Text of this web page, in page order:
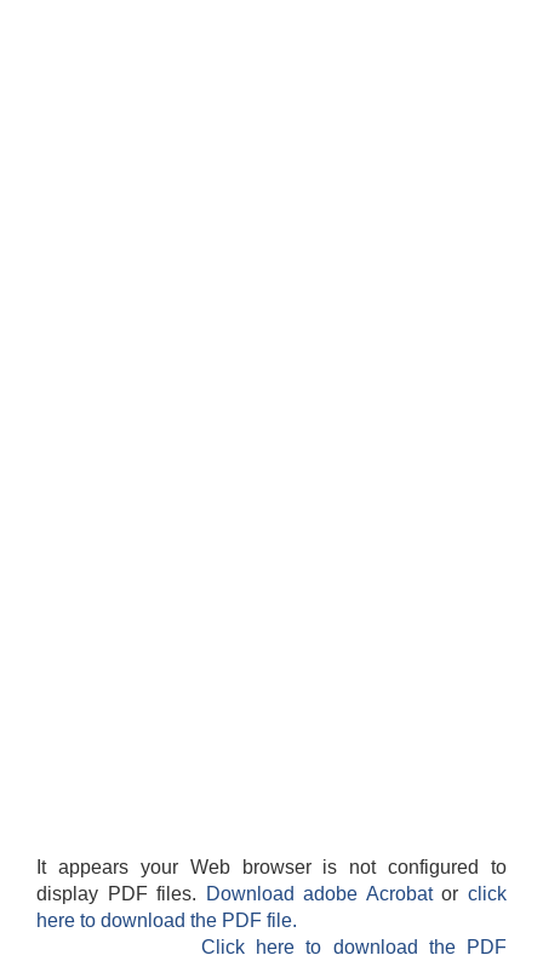
It appears your Web browser is not configured to
display PDF files.
Download adobe Acrobatorclick
here to download the PDF file.
Click here to download the PDF